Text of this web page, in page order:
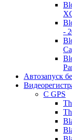
-
Автозапуск
С GPS